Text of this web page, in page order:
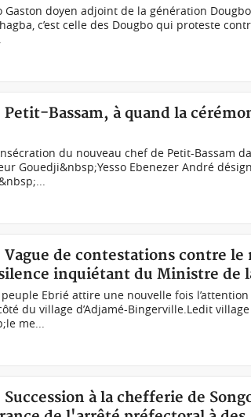
Gaston doyen adjoint de la génération
c’est celle des Dougbo qui proteste
Bassam, à quand la
du nouveau chef de Petit-Bassam
Gouedji&nbsp;Yesso Ebenezer André
de contestations contre le
inquiétant du Ministre de
peuple Ebrié attire une nouvelle fois
du village d’Adjamé-Bingerville.Ledit
me...
à la chefferie de